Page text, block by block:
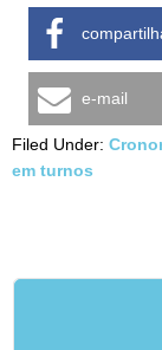
e-mail
Filed Under:
em turnos